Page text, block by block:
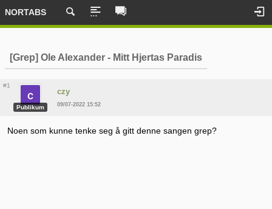
NORTABS
[Grep] Ole Alexander - Mitt Hjertas Paradis
#1
Publikum
czy
09/07-2022 15:52
Noen som kunne tenke seg å gitt denne sangen grep?